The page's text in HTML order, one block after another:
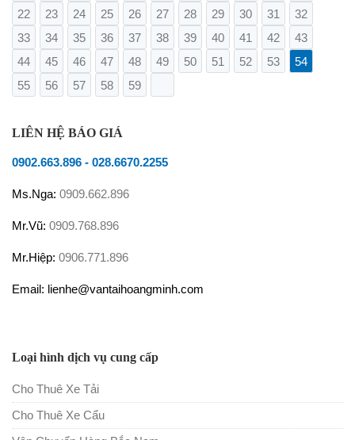
22 23 24 25 26 27 28 29 30 31
32
33
34 35 36 37 38 39 40 41 42
43
44
45 46 47 48 49 50 51 52 53
54
55
56 57 58 59
LIÊN HỆ BÁO GIÁ
0902.663.896 - 028.6670.2255
Ms.Nga: 0909.662.896
Mr.Vũ: 0909.768.896
Mr.Hiệp: 0906.771.896
Email: lienhe@vantaihoangminh.com
Loại hình dịch vụ cung cấp
Cho Thuê Xe Tải
Cho Thuê Xe Cẩu